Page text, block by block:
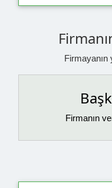
Firmayanın
Firmanın